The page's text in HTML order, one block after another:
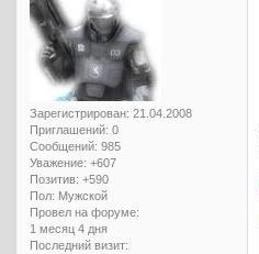
Зарегистрирован: 21.04.2008
Приглашений: 0
Сообщений: 985
Уважение: +607
Позитив: +590
Пол: Мужской
Провел на форуме:
1 месяц 4 дня
Последний визит: